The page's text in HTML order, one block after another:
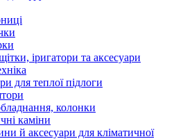
іригатори та аксесуари
для теплої підлоги
колонки
каміни
й аксесуари для кліматичної